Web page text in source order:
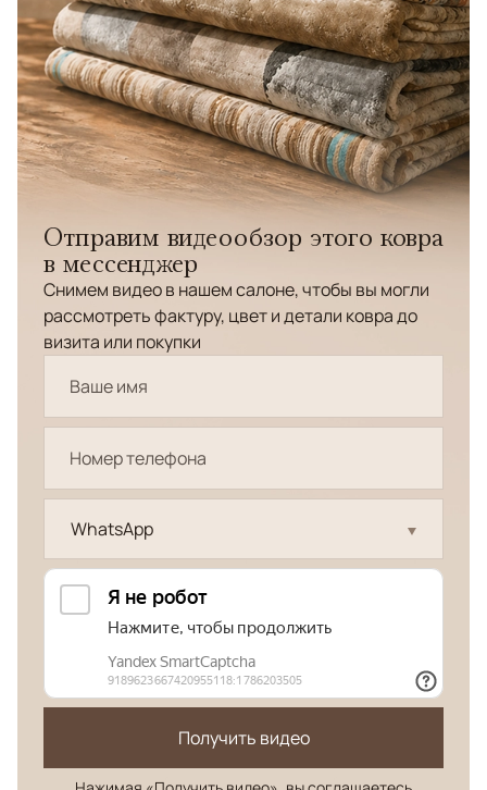
Отправим видеообзор этого ковра
в мессенджер
Снимем видео в нашем салоне, чтобы вы могли
рассмотреть фактуру, цвет и детали ковра до
визита или покупки
WhatsApp
Получить видео